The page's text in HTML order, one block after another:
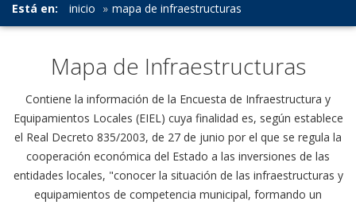
Está en: inicio mapa de infraestructuras
Mapa de Infraestructuras
Contiene la información de la Encuesta de Infraestructura y
Equipamientos Locales (EIEL) cuya finalidad es, según establece
el Real Decreto 835/2003, de 27 de junio por el que se regula la
cooperación económica del Estado a las inversiones de las
entidades locales, "conocer la situación de las infraestructuras y
equipamientos de competencia municipal, formando un